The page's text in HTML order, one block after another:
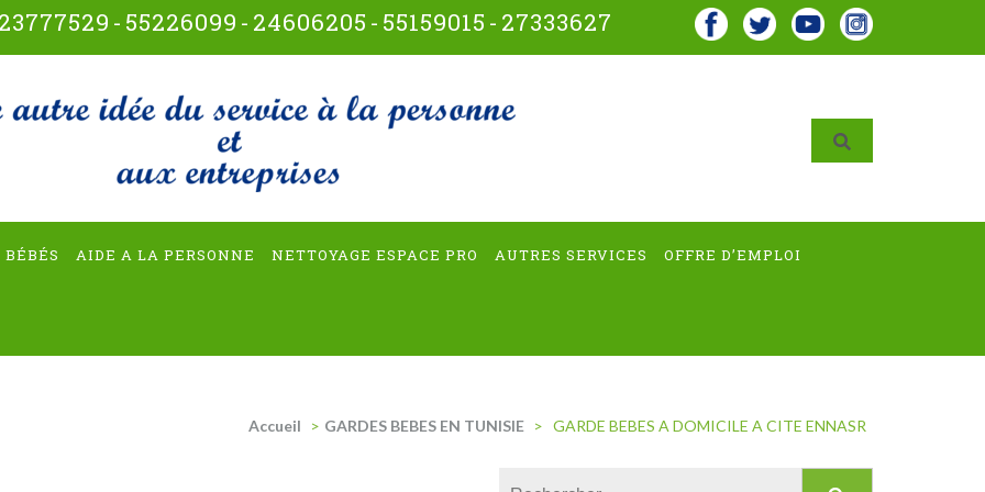
23777529 - 55226099 - 24606205 - 55159015 - 27333627
multiservices
BÉBÉS AIDE A LA PERSONNE NETTOYAGE ESPACE PRO AUTRES SERVICES OFFRE D’EMPLOI
Accueil > GARDES BEBES EN TUNISIE > GARDE BEBES A DOMICILE A CITE ENNASR
Rechercher :